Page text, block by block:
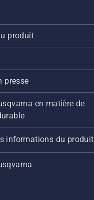
produit
presse
en matière de
informations du produit